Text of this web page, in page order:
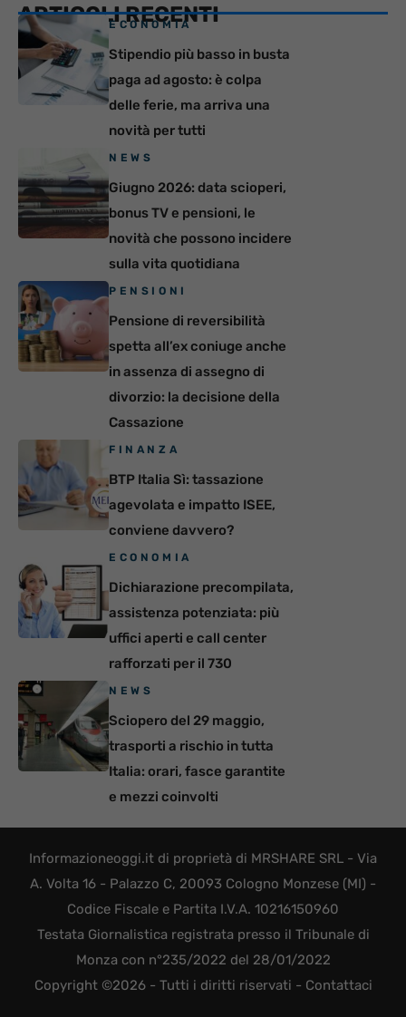
ARTICOLI RECENTI
ECONOMIA
Stipendio più basso in busta
paga ad agosto: è colpa
delle ferie, ma arriva una
novità per tutti
NEWS
Giugno 2026: data scioperi,
bonus TV e pensioni, le
novità che possono incidere
sulla vita quotidiana
PENSIONI
Pensione di reversibilità
spetta all’ex coniuge anche
in assenza di assegno di
divorzio: la decisione della
Cassazione
FINANZA
BTP Italia Sì: tassazione
agevolata e impatto ISEE,
conviene davvero?
ECONOMIA
Dichiarazione precompilata,
assistenza potenziata: più
uffici aperti e call center
rafforzati per il 730
NEWS
Sciopero del 29 maggio,
trasporti a rischio in tutta
Italia: orari, fasce garantite
e mezzi coinvolti
Informazioneoggi.it di proprietà di MRSHARE SRL - Via
A. Volta 16 - Palazzo C, 20093 Cologno Monzese (MI) -
Codice Fiscale e Partita I.V.A. 10216150960
Testata Giornalistica registrata presso il Tribunale di
Monza con n°235/2022 del 28/01/2022
Copyright ©2026 - Tutti i diritti riservati - Contattaci